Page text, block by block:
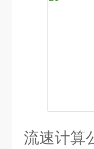
流速计算